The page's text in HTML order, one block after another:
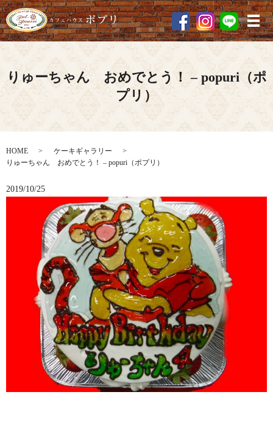
メ
りゅーちゃん おめでとう！ – popuri（ポ
プリ）
HOME
ケーキギャラリー
りゅーちゃん おめでとう！ – popuri（ポプリ）
2019/10/25